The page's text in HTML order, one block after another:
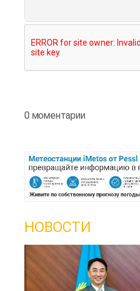
0 моментарии
НОВОСТИ